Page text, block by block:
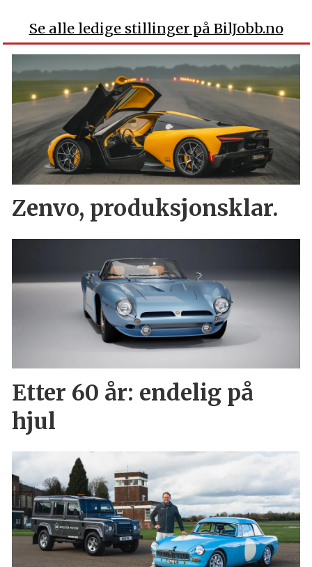
Se alle ledige stillinger på BilJobb.no
Zenvo, produksjonsklar.
Etter 60 år: endelig på
hjul